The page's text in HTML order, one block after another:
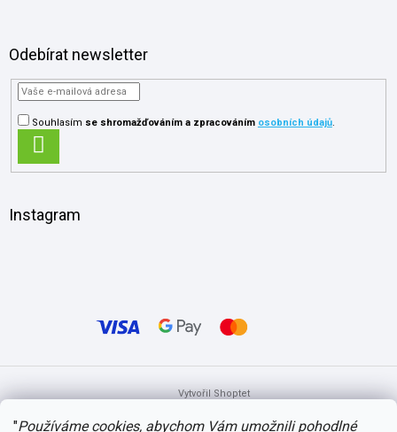
"Používáme cookies, abychom Vám umožnili pohodlné
Odebírat newsletter
Souhlasím se shromažďováníma zpracováním osobních údajů.
SE
Instagram
Vytvořil Shoptet